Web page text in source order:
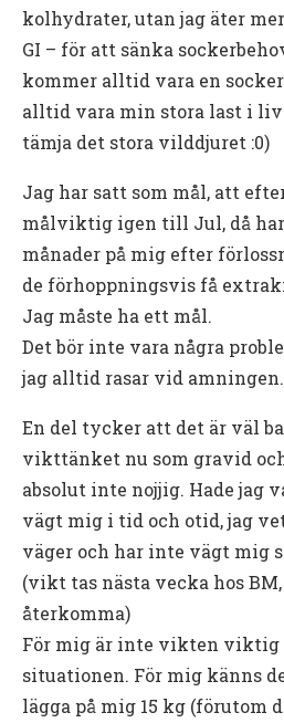
kolhydrater, utan jag äter
GI – för att sänka
kommer alltid vara en
alltid vara min stora last i
tämja det stora vilddjuret :0)
Jag har satt som mål, att
målviktig igen till Jul, då har
månader på mig efter
de förhoppningsvis få
Jag måste ha ett mål.
Det bör inte vara några
jag alltid rasar vid amningen.
En del tycker att det är väl
vikttänket nu som gravid
absolut inte nojjig. Hade jag
vägt mig i tid och otid, jag
väger och har inte vägt mig
(vikt tas nästa vecka hos
återkomma)
För mig är inte vikten viktig
situationen. För mig känns
lägga på mig 15 kg (förutom